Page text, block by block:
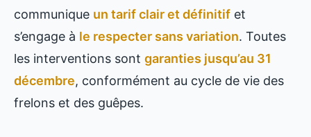
communique un tarif clair et définitif et
s’engage à le respecter sans variation. Toutes
les interventions sont garanties jusqu’au 31
décembre, conformément au cycle de vie des
frelons et des guêpes.